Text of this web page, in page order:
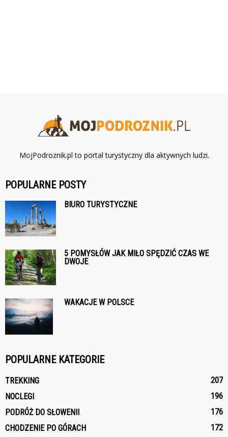
MojPodroznik.pl to portal turystyczny dla aktywnych ludzi.
POPULARNE POSTY
BIURO TURYSTYCZNE
5 POMYSŁÓW JAK MIŁO SPĘDZIĆ CZAS WE
DWOJE
WAKACJE W POLSCE
POPULARNE KATEGORIE
TREKKING
207
NOCLEGI
196
PODRÓŻ DO SŁOWENII
176
CHODZENIE PO GÓRACH
172